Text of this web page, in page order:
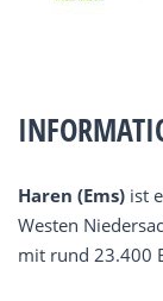
Haren (Ems) ist
Westen
mit rund 23.400